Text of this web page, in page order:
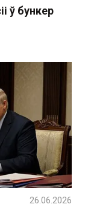
ў бункер
26.06.2026